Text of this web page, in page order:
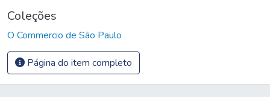
Coleções
O Commercio de São Paulo
Página do item completo